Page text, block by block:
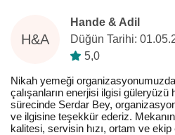
H&A
Hande & Adil
Düğün Tarihi:
5,0
Nikah yemeği
çalışanların enerjisi ilgisi güleryüzü
sürecinde Serdar Bey, organizasyon
ve ilgisine teşekkür ederiz.
kalitesi, servisin hızı, ortam ve